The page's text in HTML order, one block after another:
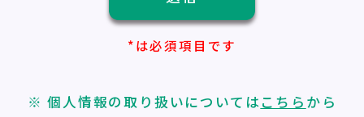
*は必須項目です
※ 個人情報の取り扱いについてはこちら から